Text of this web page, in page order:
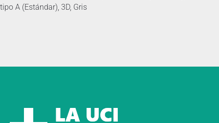
tipo A (Estándar), 3D, Gris